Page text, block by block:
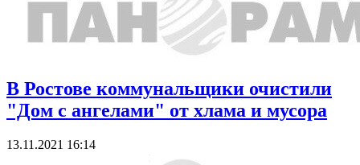
В Ростове коммунальщики очистили
"Дом с ангелами" от хлама и мусора
13.11.2021 16:14